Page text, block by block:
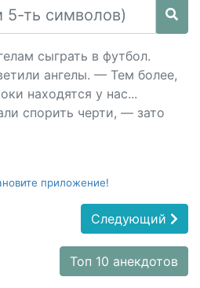
сыграть в футбол.
ангелы. — Тем более,
находятся у нас...
спорить черти, — зато
приложение!
Следующий
Топ 10 анекдотов